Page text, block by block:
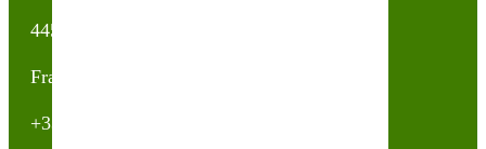
44500 La Baule Escoublac
France
+33(0)2 40 23 63 24